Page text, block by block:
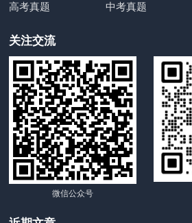
高考真题
中考真题
关注交流
微信公众号